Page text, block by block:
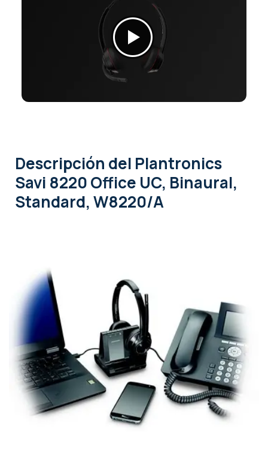
Descripción del Plantronics
Savi 8220 Office UC, Binaural,
Standard, W8220/A